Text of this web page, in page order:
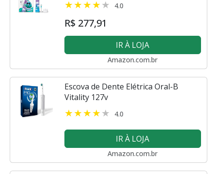
4.0
R$ 277,91
IR À LOJA
Amazon.com.br
Escova de Dente Elétrica Oral-B
Vitality 127v
4.0
IR À LOJA
Amazon.com.br